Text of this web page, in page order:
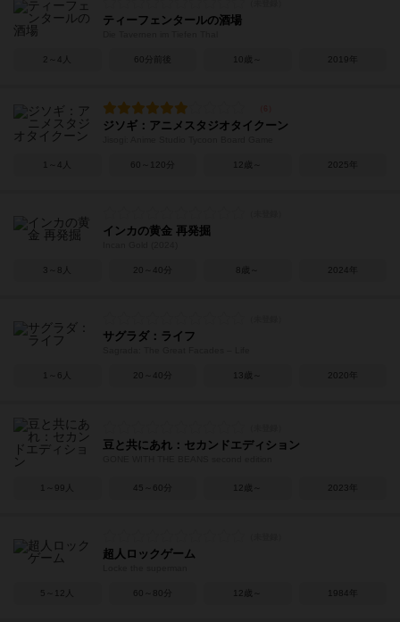
ティーフェンタールの酒場
2～4人 60分前後 10歳～ 2019年
ジソギ：アニメスタジオタイクーン
1～4人 60～120分 12歳～ 2025年
インカの黄金 再発掘
3～8人 20～40分 8歳～ 2024年
サグラダ：ライフ
1～6人 20～40分 13歳～ 2020年
豆と共にあれ：セカンドエディション
1～99人 45～60分 12歳～ 2023年
超人ロックゲーム
5～12人 60～80分 12歳～ 1984年